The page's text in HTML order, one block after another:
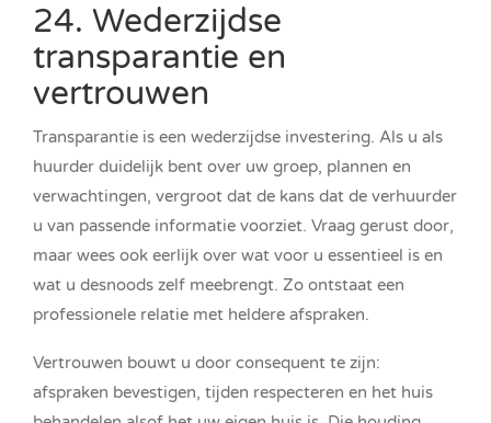
24. Wederzijdse
transparantie en
vertrouwen
Transparantie is een wederzijdse investering. Als u als
huurder duidelijk bent over uw groep, plannen en
verwachtingen, vergroot dat de kans dat de verhuurder
u van passende informatie voorziet. Vraag gerust door,
maar wees ook eerlijk over wat voor u essentieel is en
wat u desnoods zelf meebrengt. Zo ontstaat een
professionele relatie met heldere afspraken.
Vertrouwen bouwt u door consequent te zijn:
afspraken bevestigen, tijden respecteren en het huis